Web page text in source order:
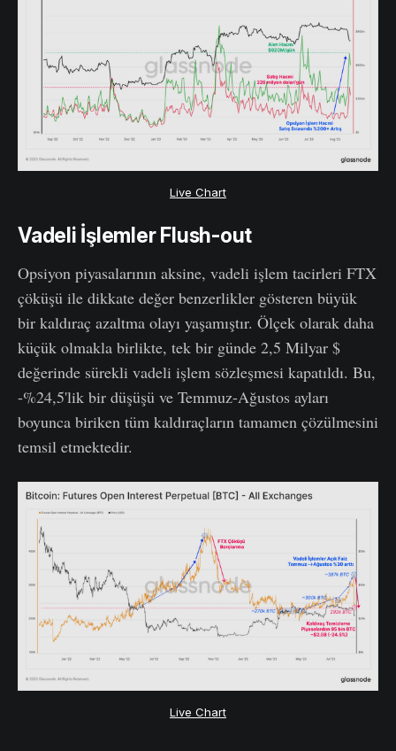
Live Chart
Vadeli İşlemler Flush-out
Opsiyon piyasalarının aksine, vadeli işlem tacirleri FTX
çöküşü ile dikkate değer benzerlikler gösteren büyük
bir kaldıraç azaltma olayı yaşamıştır. Ölçek olarak daha
küçük olmakla birlikte, tek bir günde 2,5 Milyar $
değerinde sürekli vadeli işlem sözleşmesi kapatıldı. Bu,
-%24,5'lik bir düşüşü ve Temmuz-Ağustos ayları
boyunca biriken tüm kaldıraçların tamamen çözülmesini
temsil etmektedir.
Live Chart